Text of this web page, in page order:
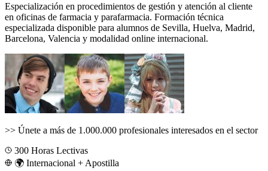
Especialización en procedimientos de gestión y atención al cliente
en oficinas de farmacia y parafarmacia. Formación técnica
especializada disponible para alumnos de Sevilla, Huelva, Madrid,
Barcelona, Valencia y modalidad online internacional.
>> Únete a más de 1.000.000 profesionales interesados en el sector
300 Horas Lectivas
🌍 Internacional + Apostilla